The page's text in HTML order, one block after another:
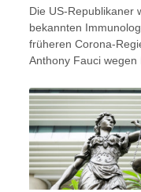
Die US-Republikaner
bekannten
früheren Corona-
Anthony Fauci wegen
lassen. Ein
Republikanern von
Donald Trump
stimmte am
entsprechendes